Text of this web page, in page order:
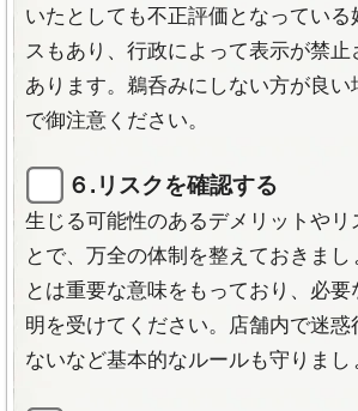
乗り換え、学割、友達割などの
全身61箇所脱毛可能
！対応部
マスク着用
タップ・クリックで拡大
返金保証やドクターサポート
新脱毛サロン「ラココ」
の脱毛ストーリー
サロンの内部を公開
脱
方式脱
ジェル
いたとしても不正評価となっている
スもあり、行政によって表示が禁止
あります。鵜呑みにしない方が良
で御注意ください。
６.リスクを確認する
生じる可能性のあるデメリットやリ
とで、万全の体制を整えておきまし
とは重要な意味をもっており、必
明を受けてください。店舗内で迷惑
ないなど基本的なルールも守りまし